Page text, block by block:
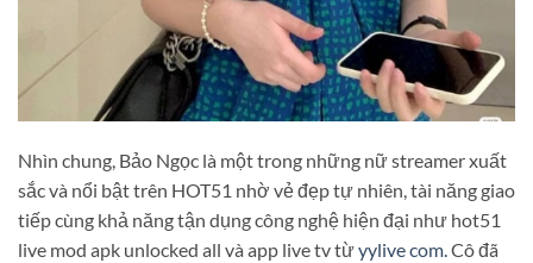
Nhìn chung, Bảo Ngọc là một trong những nữ streamer xuất
sắc và nổi bật trên HOT51 nhờ vẻ đẹp tự nhiên, tài năng giao
tiếp cùng khả năng tận dụng công nghệ hiện đại như hot51
live mod apk unlocked all và app live tv từyylive com.Cô đã